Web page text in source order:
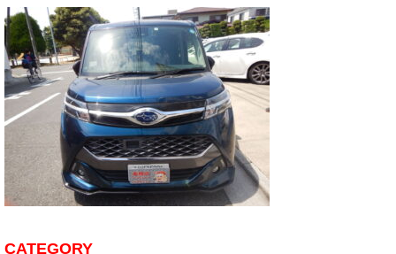
CATEGORY